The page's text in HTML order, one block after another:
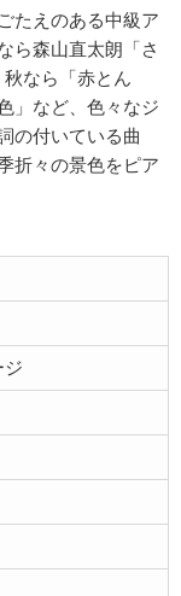
たえのある中級ア
ら森山直太朗「さ
なら「赤とん
」など、色々なジ
の付いている曲
折々の景色をピア
ジ